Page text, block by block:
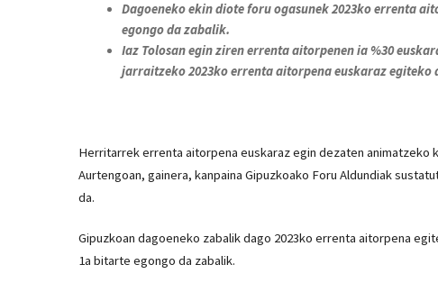
Dagoeneko ekin diote foru ogasunek 2023ko errenta
egongo da zabalik.
Iaz Tolosan egin ziren errenta aitorpenen ia %30
jarraitzeko 2023ko errenta aitorpena euskaraz
Herritarrek errenta aitorpena euskaraz egin dezaten animatzeko
Aurtengoan, gainera, kanpaina Gipuzkoako Foru Aldundiak
da.
Gipuzkoan dagoeneko zabalik dago 2023ko errenta aitorpena
1a bitarte egongo da zabalik.